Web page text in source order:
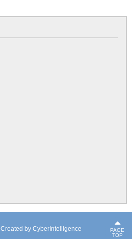
Created by CyberIntelligence
PAGE
TOP